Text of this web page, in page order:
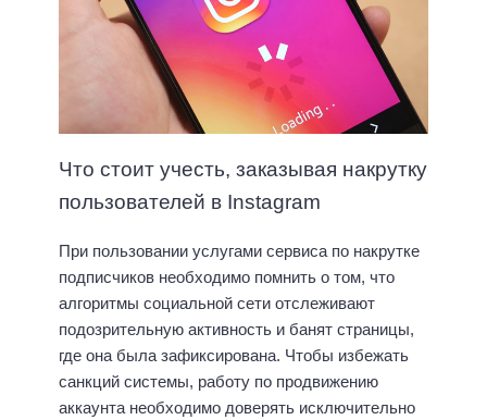
Что стоит учесть, заказывая накрутку
пользователей в Instagram
При пользовании услугами сервиса по накрутке
подписчиков необходимо помнить о том, что
алгоритмы социальной сети отслеживают
подозрительную активность и банят страницы,
где она была зафиксирована. Чтобы избежать
санкций системы, работу по продвижению
аккаунта необходимо доверять исключительно